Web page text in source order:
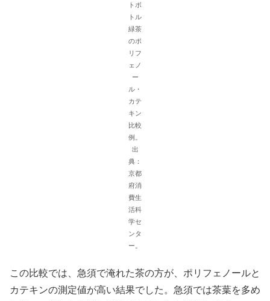
トボ
トル
緑茶
のポ
リフ
ェノ
ー
ル・
カテ
キン
比較
例。
出
典：
京都
府消
費生
活科
学セ
ンタ
ー。
この比較では、急須で淹れた茶の方が、ポリフェノールと
カテキンの測定値が高い結果でした。急須では茶葉を多め